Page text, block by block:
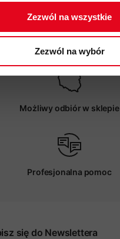
Zezwól na wszystkie
Zezwól na wybór
Możliwy odbiór w sklepie
Profesjonalna pomoc
się do Newslettera